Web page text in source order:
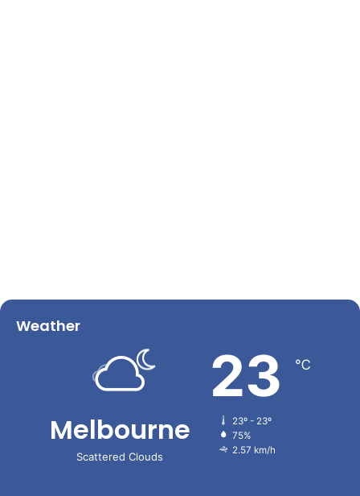
Weather
Melbourne
Scattered Clouds
23 ℃
23º - 23º
75%
2.57 km/h